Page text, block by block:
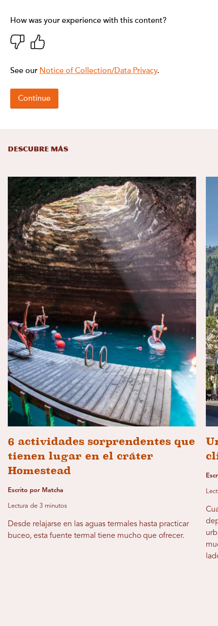
DESCUBRE MÁS
6 actividades sorprendentes que
tienen lugar en el cráter
Homestead
Escrito por Matcha
Lectura de 3 minutos
Desde relajarse en las aguas termales hasta practicar
buceo, esta fuente termal tiene mucho que ofrecer.